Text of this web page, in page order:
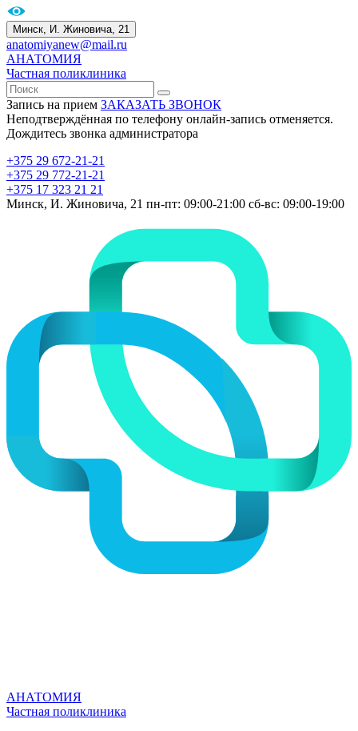
Минск, И. Жиновича, 21
anatomiyanew@mail.ru
АНАТОМИЯ
Частная поликлиника
Запись на прием ЗАКАЗАТЬ ЗВОНОК
Неподтверждённая по телефону онлайн-запись отменяется.
Дождитесь звонка администратора
+375 29 672-21-21
+375 29 772-21-21
+375 17 323 21 21
Минск, И. Жиновича, 21 пн-пт: 09:00-21:00 сб-вс: 09:00-19:00
АНАТОМИЯ
Частная поликлиника